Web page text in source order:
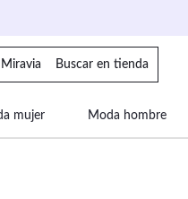
Buscar en tienda
mujer Moda hombre